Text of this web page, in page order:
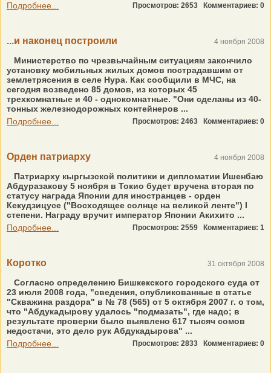
Подробнее...
Просмотров: 2653 Комментариев: 0
...и наконец построили 4 ноября 2008
Министерство по чрезвычайным ситуациям закончило
установку мобильных жилых домов пострадавшим от
землетрясения в селе Нура. Как сообщили в МЧС, на
сегодня возведено 85 домов, из которых 45
трехкомнатные и 40 - однокомнатные. "Они сделаны из 40-
тонных железнодорожных контейнеров ...
Подробнее...
Просмотров: 2463 Комментариев: 0
Орден патриарху 4 ноября 2008
Патриарху кыргызской политики и дипломатии Ишенбаю
Абдуразакову 5 ноября в Токио будет вручена вторая по
статусу награда Японии для иностранцев - орден
Кекудзицусе ("Восходящее солнце на великой ленте") I
степени. Награду вручит император Японии Акихито ...
Подробнее...
Просмотров: 2559 Комментариев: 1
Коротко 31 октября 2008
Согласно определению Бишкекского городского суда от
23 июля 2008 года, "cведения, опубликованные в статье
"Скважина раздора" в № 78 (565) от 5 октября 2007 г. о том,
что "Абдукадырову удалось "подмазать", где надо; в
результате проверки было выявлено 617 тысяч сомов
недостачи, это дело рук Абдукадырова" ...
Подробнее...
Просмотров: 2833 Комментариев: 0